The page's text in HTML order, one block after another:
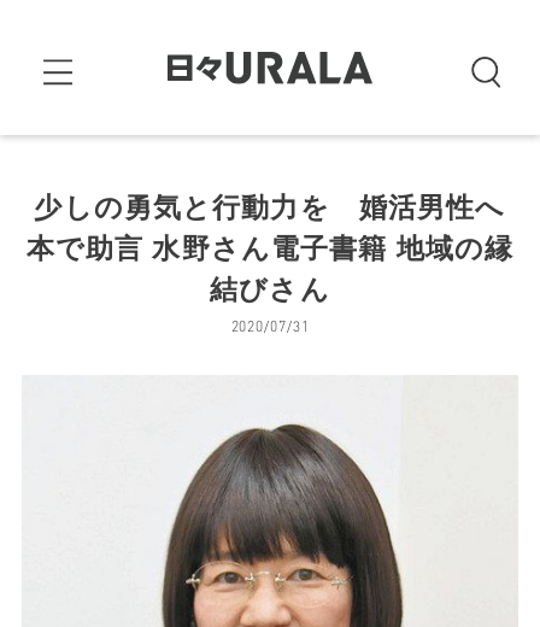
少しの勇気と行動力を 婚活男性へ
本で助言 水野さん電子書籍 地域の縁
結びさん
2020/07/31